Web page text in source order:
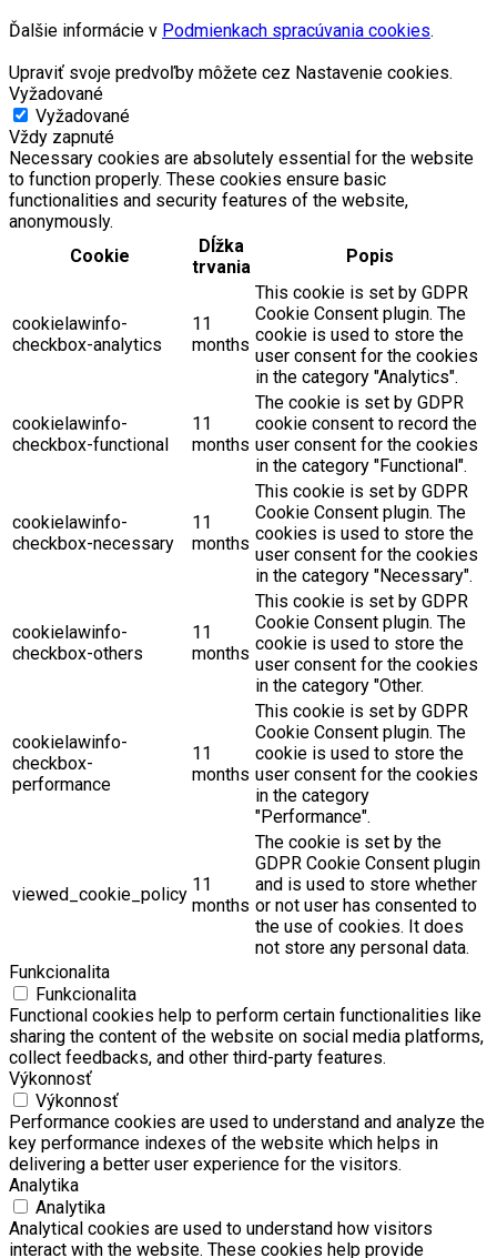
Ďalšie informácie v Podmienkach spracúvania cookies.
Upraviť svoje predvoľby môžete cez Nastavenie cookies.
Vyžadované
Vyžadované
Vždy zapnuté
Necessary cookies are absolutely essential for the website
to function properly. These cookies ensure basic
functionalities and security features of the website,
anonymously.
Cookie
Dĺžka
trvania
Popis
cookielawinfo-
checkbox-analytics
11
months
This cookie is set by GDPR
Cookie Consent plugin. The
cookie is used to store the
user consent for the cookies
in the category "Analytics".
cookielawinfo-
checkbox-functional
11
months
The cookie is set by GDPR
cookie consent to record the
user consent for the cookies
in the category "Functional".
cookielawinfo-
checkbox-necessary
11
months
This cookie is set by GDPR
Cookie Consent plugin. The
cookies is used to store the
user consent for the cookies
in the category "Necessary".
cookielawinfo-
checkbox-others
11
months
This cookie is set by GDPR
Cookie Consent plugin. The
cookie is used to store the
user consent for the cookies
in the category "Other.
cookielawinfo-
checkbox-
performance
11
months
This cookie is set by GDPR
Cookie Consent plugin. The
cookie is used to store the
user consent for the cookies
in the category
"Performance".
viewed_cookie_policy 11
months
The cookie is set by the
GDPR Cookie Consent plugin
and is used to store whether
or not user has consented to
the use of cookies. It does
not store any personal data.
Funkcionalita
Funkcionalita
Functional cookies help to perform certain functionalities like
sharing the content of the website on social media platforms,
collect feedbacks, and other third-party features.
Výkonnosť
Výkonnosť
Performance cookies are used to understand and analyze the
key performance indexes of the website which helps in
delivering a better user experience for the visitors.
Analytika
Analytika
Analytical cookies are used to understand how visitors
interact with the website. These cookies help provide